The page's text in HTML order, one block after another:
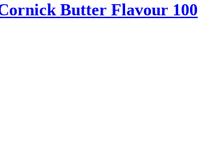
Butter Flavour 100